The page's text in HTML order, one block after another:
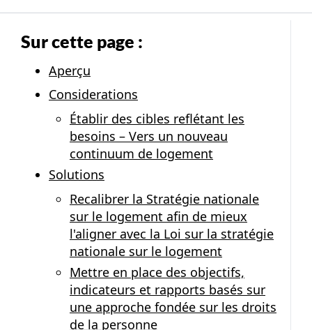
Sur cette page :
Aperçu
Considerations
Établir des cibles reflétant les
besoins – Vers un nouveau
continuum de logement
Solutions
Recalibrer la Stratégie nationale
sur le logement afin de mieux
l'aligner avec la Loi sur la stratégie
nationale sur le logement
Mettre en place des objectifs,
indicateurs et rapports basés sur
une approche fondée sur les droits
de la personne